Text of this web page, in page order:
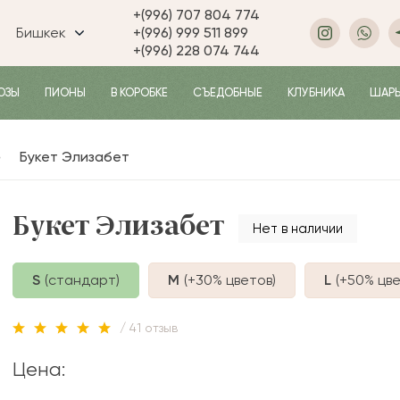
Бишкек
+(996) 707 804 774
+(996) 999 511 899
+(996) 228 074 744
ПИОНЫ В КОРОБКЕ СЪЕДОБНЫЕ КЛУБНИКА
Букет Элизабет
Букет Элизабет Нет в наличии
S (стандарт) M (+30% цветов) L (+50%
/ 41 отзыв
Цена: